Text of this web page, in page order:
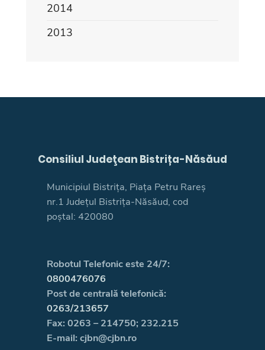
2014
2013
Consiliul Judeţean Bistrița-Năsăud
Municipiul Bistrița, Piața Petru Rareș
nr.1 Județul Bistrița-Năsăud, cod
poștal: 420080
Robotul Telefonic este 24/7:
0800476076
Post de centrală telefonică:
0263/213657
Fax: 0263 – 214750; 232.215
E-mail: cjbn@cjbn.ro